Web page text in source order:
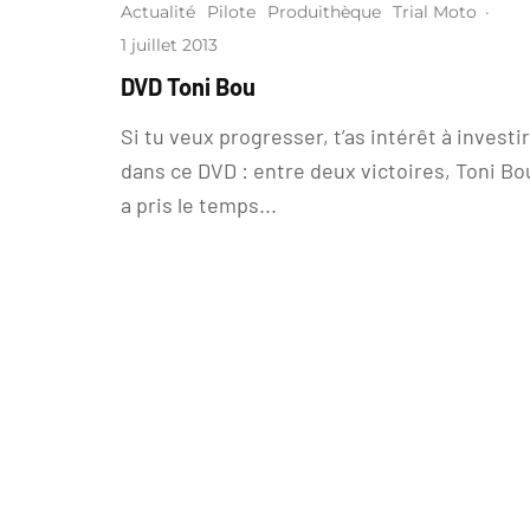
Actualité Pilote Produithèque Trial Moto ·
1 juillet 2013
DVD Toni Bou
Si tu veux progresser, t’as intérêt à investir
dans ce DVD : entre deux victoires, Toni
a pris le temps...